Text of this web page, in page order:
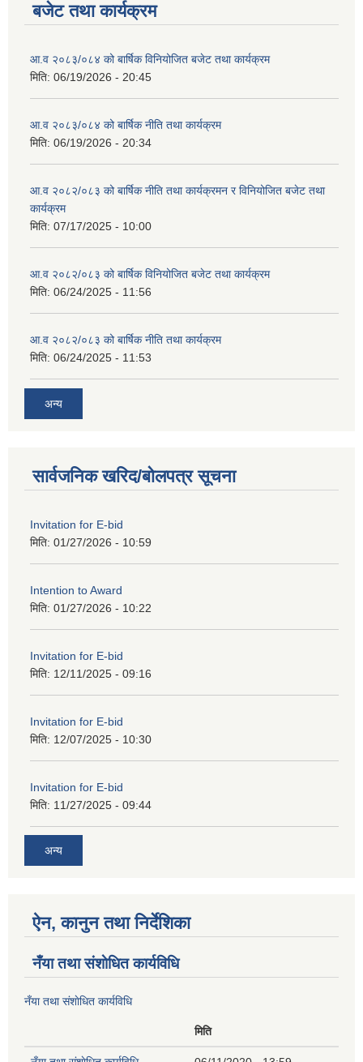
बजेट तथा कार्यक्रम
आ.व २०८३/०८४ को बार्षिक विनियोजित बजेट तथा कार्यक्रम
मिति: 06/19/2026 - 20:45
आ.व २०८३/०८४ को बार्षिक नीति तथा कार्यक्रम
मिति: 06/19/2026 - 20:34
आ.व २०८२/०८३ को बार्षिक नीति तथा कार्यक्रमन र विनियोजित बजेट तथा
कार्यक्रम
मिति: 07/17/2025 - 10:00
आ.व २०८२/०८३ को बार्षिक विनियोजित बजेट तथा कार्यक्रम
मिति: 06/24/2025 - 11:56
आ.व २०८२/०८३ को बार्षिक नीति तथा कार्यक्रम
मिति: 06/24/2025 - 11:53
अन्य
सार्वजनिक खरिद/बोलपत्र सूचना
Invitation for E-bid
मिति: 01/27/2026 - 10:59
Intention to Award
मिति: 01/27/2026 - 10:22
Invitation for E-bid
मिति: 12/11/2025 - 09:16
Invitation for E-bid
मिति: 12/07/2025 - 10:30
Invitation for E-bid
मिति: 11/27/2025 - 09:44
अन्य
ऐन, कानुन तथा निर्देशिका
नँया तथा स‌ंशाेधित कार्यविधि
नँया तथा स‌ंशाेधित कार्यविधि
मिति